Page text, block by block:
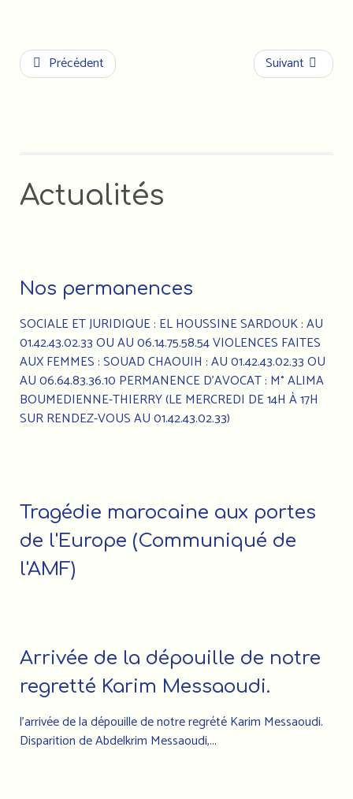
Précédent Suivant
Actualités
Nos permanences
SOCIALE ET JURIDIQUE : EL HOUSSINE SARDOUK : AU
01.42.43.02.33 OU AU 06.14.75.58.54 VIOLENCES FAITES
AUX FEMMES : SOUAD CHAOUIH : AU 01.42.43.02.33 OU
AU 06.64.83.36.10 PERMANENCE D’AVOCAT : M° ALIMA
BOUMEDIENNE-THIERRY (LE MERCREDI DE 14H À 17H
SUR RENDEZ-VOUS AU 01.42.43.02.33)
Tragédie marocaine aux portes
de l'Europe (Communiqué de
l'AMF)
Arrivée de la dépouille de notre
regretté Karim Messaoudi.
l’arrivée de la dépouille de notre regrété Karim Messaoudi.
Disparition de Abdelkrim Messaoudi,...